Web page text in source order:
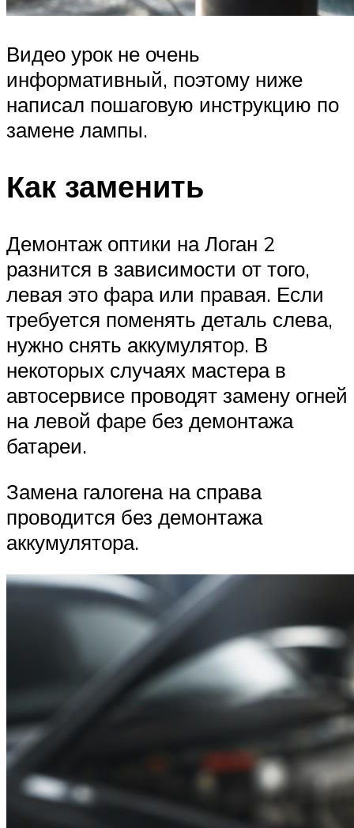
Видео урок не очень
информативный, поэтому ниже
написал пошаговую инструкцию по
замене лампы.
Как заменить
Демонтаж оптики на Логан 2
разнится в зависимости от того,
левая это фара или правая. Если
требуется поменять деталь слева,
нужно снять аккумулятор. В
некоторых случаях мастера в
автосервисе проводят замену огней
на левой фаре без демонтажа
батареи.
Замена галогена на справа
проводится без демонтажа
аккумулятора.